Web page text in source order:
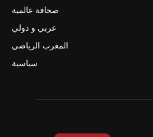
صحافة عالمية
عربي و دولي
المغرب الرياضي
سياسية